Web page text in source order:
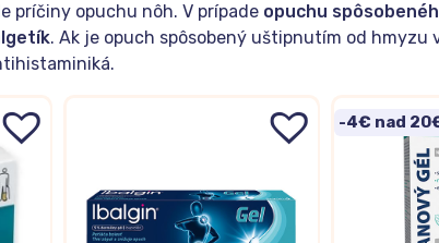
príčiny opuchu nôh. V prípade opuchu
. Ak je opuch spôsobený uštipnutím od hmyzu
-4€ nad